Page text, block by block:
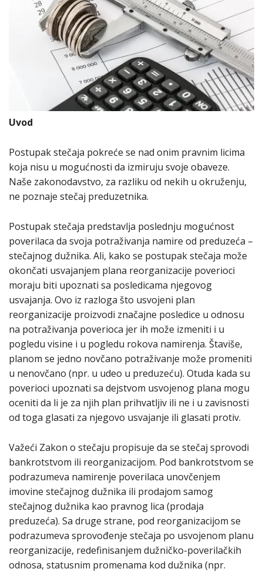
Uvod
Postupak stečaja pokreće se nad onim pravnim licima
koja nisu u mogućnosti da izmiruju svoje obaveze.
Naše zakonodavstvo, za razliku od nekih u okruženju,
ne poznaje stečaj preduzetnika.
Postupak stečaja predstavlja poslednju mogućnost
poverilaca da svoja potraživanja namire od preduzeća –
stečajnog dužnika. Ali, kako se postupak stečaja može
okončati usvajanjem plana reorganizacije poverioci
moraju biti upoznati sa posledicama njegovog
usvajanja. Ovo iz razloga što usvojeni plan
reorganizacije proizvodi značajne posledice u odnosu
na potraživanja poverioca jer ih može izmeniti i u
pogledu visine i u pogledu rokova namirenja. Štaviše,
planom se jedno novčano potraživanje može promeniti
u nenovčano (npr. u udeo u preduzeću). Otuda kada su
poverioci upoznati sa dejstvom usvojenog plana mogu
oceniti da li je za njih plan prihvatljiv ili ne i u zavisnosti
od toga glasati za njegovo usvajanje ili glasati protiv.
Važeći Zakon o stečaju propisuje da se stečaj sprovodi
bankrotstvom ili reorganizacijom. Pod bankrotstvom se
podrazumeva namirenje poverilaca unovčenjem
imovine stečajnog dužnika ili prodajom samog
stečajnog dužnika kao pravnog lica (prodaja
preduzeća). Sa druge strane, pod reorganizacijom se
podrazumeva sprovođenje stečaja po usvojenom planu
reorganizacije, redefinisanjem dužničko-poverilačkih
odnosa, statusnim promenama kod dužnika (npr.